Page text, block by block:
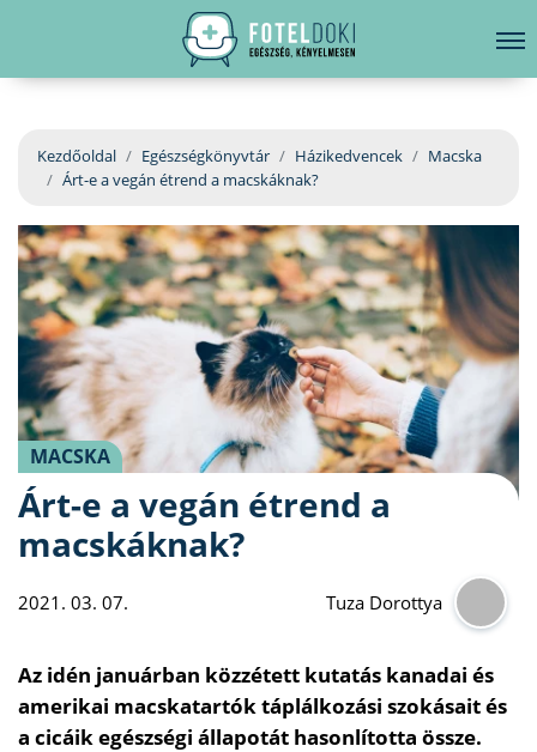
EGÉSZSÉGKÖNYVTÁR
BETEGSÉGKALAUZ
ÜGYELETKERESŐ
ORVOS VÁLASZOL
ORVOSKERESŐ
hirdetés
Kezdőoldal Egészségkönyvtár Házikedvencek
Macska
Árt-e a vegán étrend a macskáknak?
MACSKA
Árt-e a vegán étrend a
macskáknak?
2021. 03. 07. Tuza Dorottya
Az idén januárban közzétett kutatás kanadai és
amerikai macskatartók táplálkozási szokásait és
a cicáik egészségi állapotát hasonlította össze.